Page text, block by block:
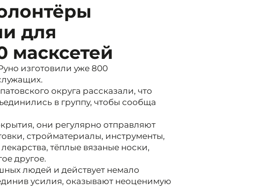
для
масксетей
изготовили уже 800
округа рассказали, что
в группу, чтобы сообща
они регулярно отправляют
стройматериалы, инструменты,
тёплые вязаные носки,
другое.
людей и действует немало
усилия, оказывают неоценимую